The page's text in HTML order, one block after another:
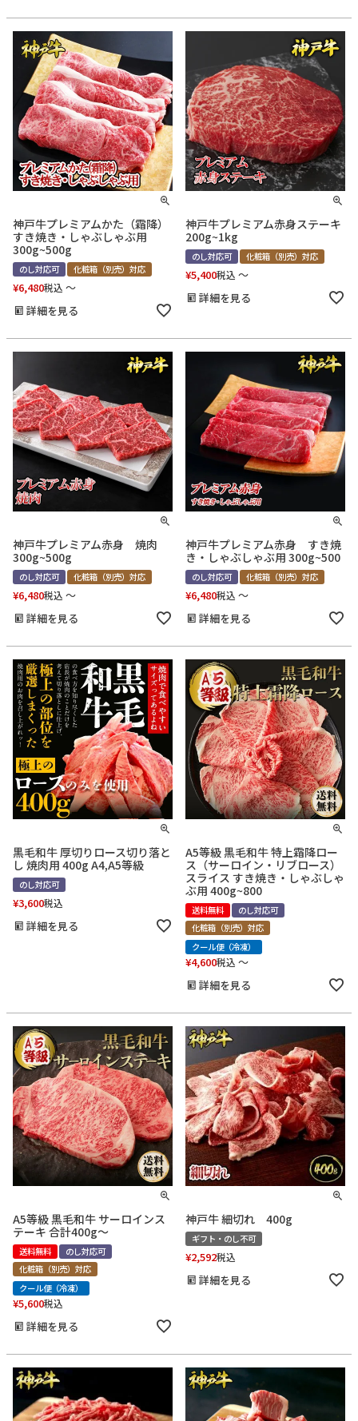
神戸牛プレミアムかた（霜降）
すき焼き・しゃぶしゃぶ用
300g~500g
のし対応可 化粧箱（別売）対応
¥6,480税込 〜
詳細を見る
神戸牛プレミアム赤身ステーキ
200g~1kg
のし対応可 化粧箱（別売）対応
¥5,400税込 〜
詳細を見る
神戸牛プレミアム赤身 焼肉
300g~500g
のし対応可 化粧箱（別売）対応
¥6,480税込 〜
詳細を見る
神戸牛プレミアム赤身 すき焼
き・しゃぶしゃぶ用 300g~500
のし対応可 化粧箱（別売）対応
¥6,480税込 〜
詳細を見る
黒毛和牛 厚切りロース切り落と
し 焼肉用 400g A4,A5等級
のし対応可
¥3,600税込
詳細を見る
A5等級 黒毛和牛 特上霜降ロー
ス（サーロイン・リブロース）
スライス すき焼き・しゃぶしゃ
ぶ用 400g~800
送料無料
のし対応可
化粧箱（別売）対応
クール便（冷凍）
¥4,600税込 〜
詳細を見る
A5等級 黒毛和牛 サーロインス
テーキ 合計400g～
送料無料
のし対応可
化粧箱（別売）対応
クール便（冷凍）
¥5,600税込
詳細を見る
神戸牛 細切れ 400g
ギフト・のし不可
¥2,592税込
詳細を見る